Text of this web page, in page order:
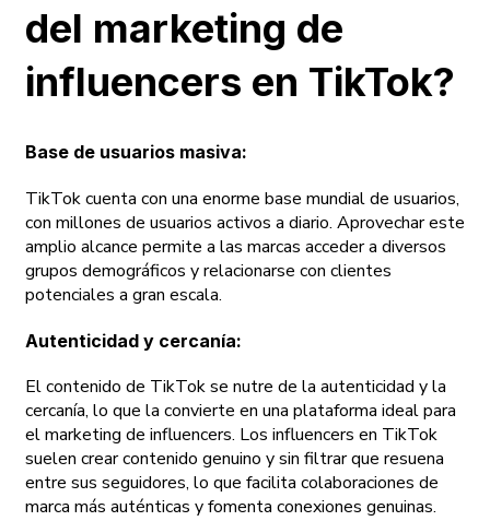
del marketing de
influencers en TikTok?
Base de usuarios masiva:
TikTok cuenta con una enorme base mundial de usuarios,
con millones de usuarios activos a diario. Aprovechar este
amplio alcance permite a las marcas acceder a diversos
grupos demográficos y relacionarse con clientes
potenciales a gran escala.
Autenticidad y cercanía:
El contenido de TikTok se nutre de la autenticidad y la
cercanía, lo que la convierte en una plataforma ideal para
el marketing de influencers. Los influencers en TikTok
suelen crear contenido genuino y sin filtrar que resuena
entre sus seguidores, lo que facilita colaboraciones de
marca más auténticas y fomenta conexiones genuinas.